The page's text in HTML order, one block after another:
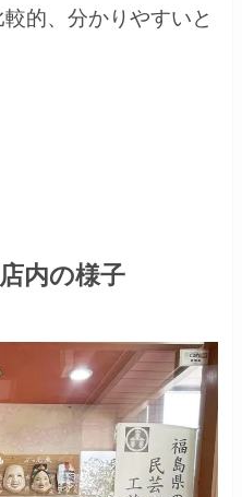
的、分かりやすいと
内の様子